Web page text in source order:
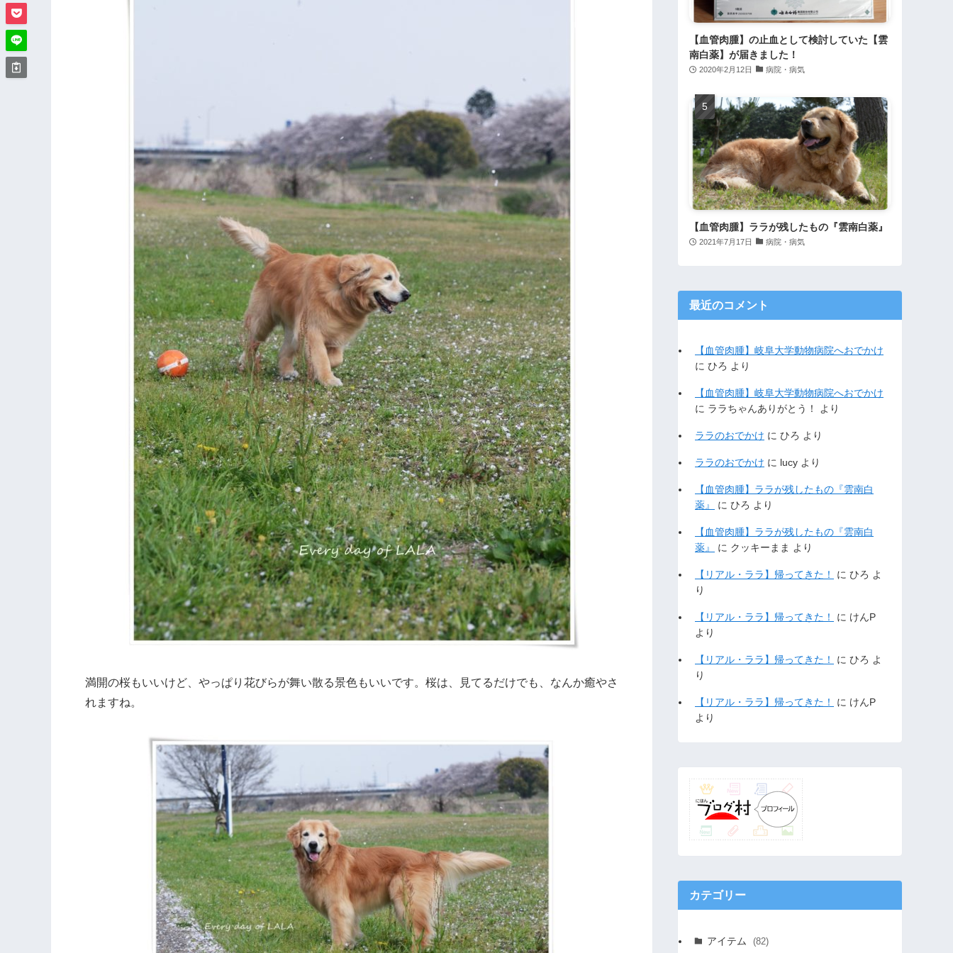
満開の桜もいいけど、やっぱり花びらが舞い散る景色もいいです。桜は、見てるだけでも、なんか癒やさ
れますね。
【血管肉腫】の止血として検討していた【雲
南白薬】が届きました！
2020年2月12日 病院・病気
【血管肉腫】ララが残したもの『雲南白薬』
2021年7月17日 病院・病気
最近のコメント
【血管肉腫】岐阜大学動物病院へおでかけ
に ひろ より
【血管肉腫】岐阜大学動物病院へおでかけ
に ララちゃんありがとう！ より
ララのおでかけ に ひろ より
ララのおでかけ に lucy より
【血管肉腫】ララが残したもの『雲南白
薬』
に ひろ より
【血管肉腫】ララが残したもの『雲南白
薬』
に クッキーまま より
【リアル・ララ】帰ってきた！ に ひろ よ
り
【リアル・ララ】帰ってきた！ に けんP
より
【リアル・ララ】帰ってきた！ に ひろ よ
り
【リアル・ララ】帰ってきた！ に けんP
より
カテゴリー
アイテム (82)